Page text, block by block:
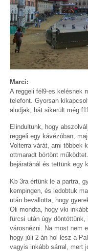
Marci:
A reggeli fél9-es kelésnek
telefont. Gyorsan
aludjak, hát sikerült még
Elindultunk, hogy
reggeli egy kávézóban,
Volterra várát, ami többek
ottmaradt börtönt
bejáratánál és tettünk egy
Kb 3ra értünk le a partra,
kempingen, és ledobtuk
után bevallotta, hogy
Oli mondta, hogy vki
fürcsi után úgy
városnézni. Na most nem
hogy júli 2-án hol lesz a
vagyis inkább sárral, mert